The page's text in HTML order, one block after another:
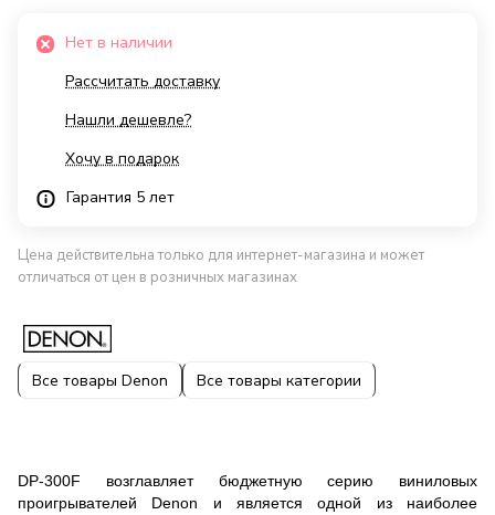
Нет в наличии
Рассчитать доставку
Нашли дешевле?
Хочу в подарок
Гарантия 5 лет
Цена действительна только для интернет-магазина и может
отличаться от цен в розничных магазинах
Все товары Denon Все товары категории
DP-300F возглавляет бюджетную серию виниловых
проигрывателей Denon и является одной из наиболее